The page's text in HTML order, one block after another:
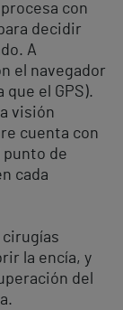
con
decidir
A
el navegador
el GPS).
visión
cuenta con
punto de
cada
la encía, y
del